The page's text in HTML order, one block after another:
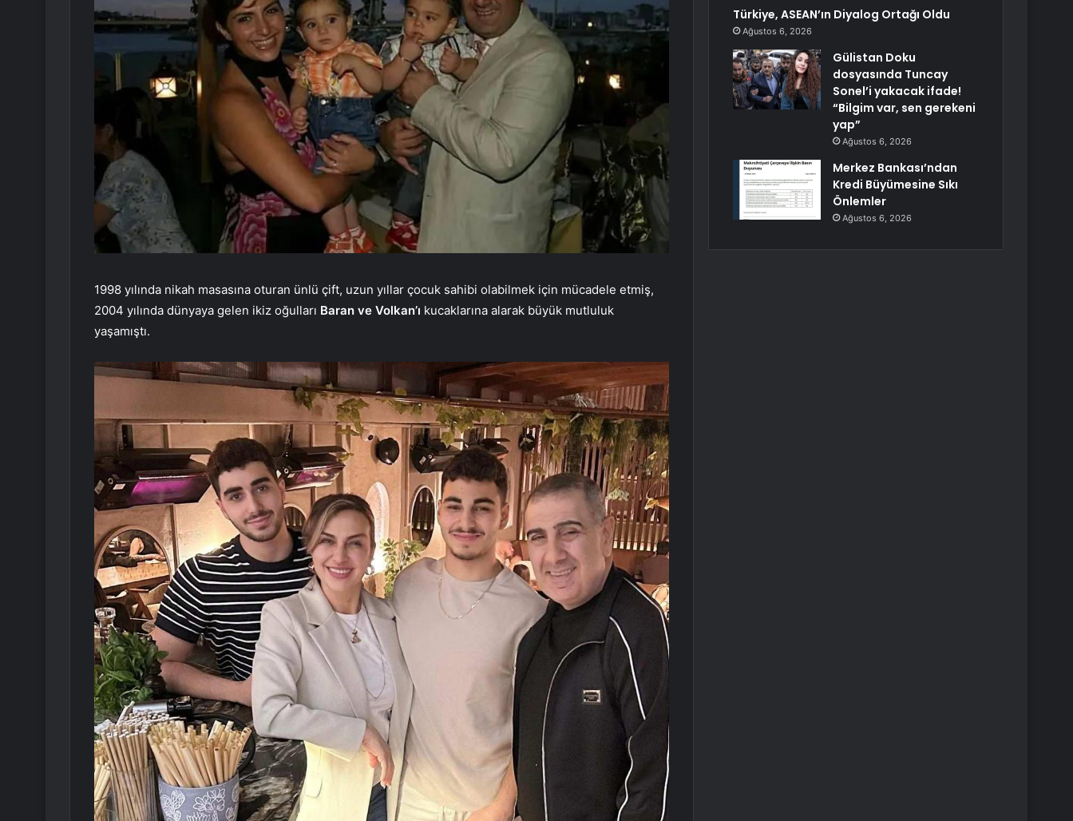
1998 yılında nikah masasına oturan ünlü çift, uzun yıllar çocuk sahibi olabilmek için mücadele etmiş,
2004 yılında dünyaya gelen ikiz oğulları Baran ve Volkan’ı kucaklarına alarak büyük mutluluk
yaşamıştı.
Türkiye, ASEAN’ın Diyalog Ortağı Oldu
Ağustos 6, 2026
Gülistan Doku
dosyasında Tuncay
Sonel’i yakacak ifade!
“Bilgim var, sen gerekeni
yap”
Ağustos 6, 2026
Merkez Bankası’ndan
Kredi Büyümesine Sıkı
Önlemler
Ağustos 6, 2026